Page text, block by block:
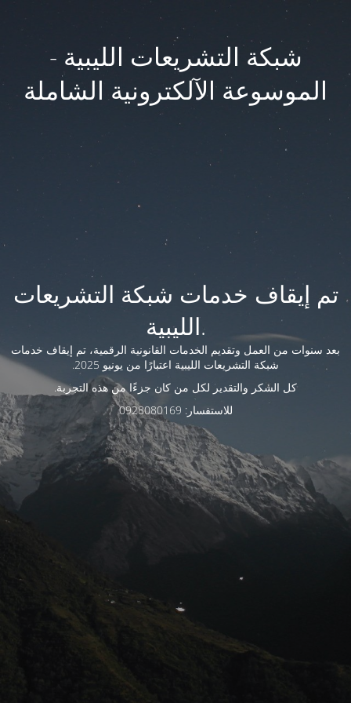
شبكة التشريعات الليبية -
الموسوعة الآلكترونية الشاملة
تم إيقاف خدمات شبكة التشريعات
الليبية.
بعد سنوات من العمل وتقديم الخدمات القانونية الرقمية، تم إيقاف خدمات
شبكة التشريعات الليبية اعتبارًا من يونيو 2025.
كل الشكر والتقدير لكل من كان جزءًا من هذه التجربة.
للاستفسار: 0928080169